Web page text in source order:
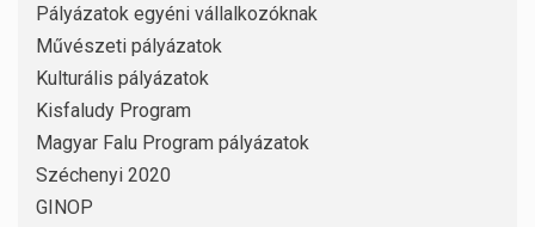
Pályázatok egyéni vállalkozóknak
Művészeti pályázatok
Kulturális pályázatok
Kisfaludy Program
Magyar Falu Program pályázatok
Széchenyi 2020
GINOP